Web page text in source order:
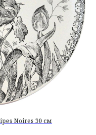
Noires 30 см